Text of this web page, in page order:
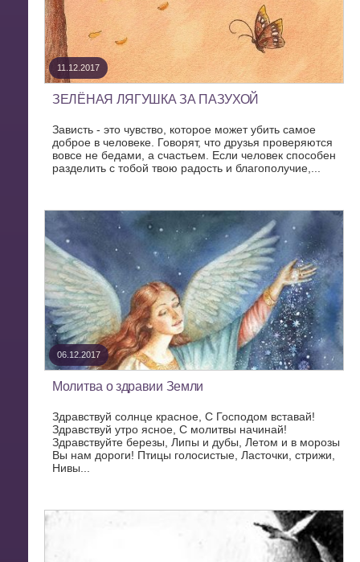
11.12.2017
ЗЕЛЁНАЯ ЛЯГУШКА ЗА ПАЗУХОЙ
Зависть - это чувство, которое может убить самое
доброе в человеке. Говорят, что друзья проверяются
вовсе не бедами, а счастьем. Если человек способен
разделить с тобой твою радость и благополучие,...
06.12.2017
Молитва о здравии Земли
Здравствуй солнце красное, С Господом вставай!
Здравствуй утро ясное, С молитвы начинай!
Здравствуйте березы, Липы и дубы, Летом и в морозы
Вы нам дороги! Птицы голосистые, Ласточки, стрижи,
Нивы...